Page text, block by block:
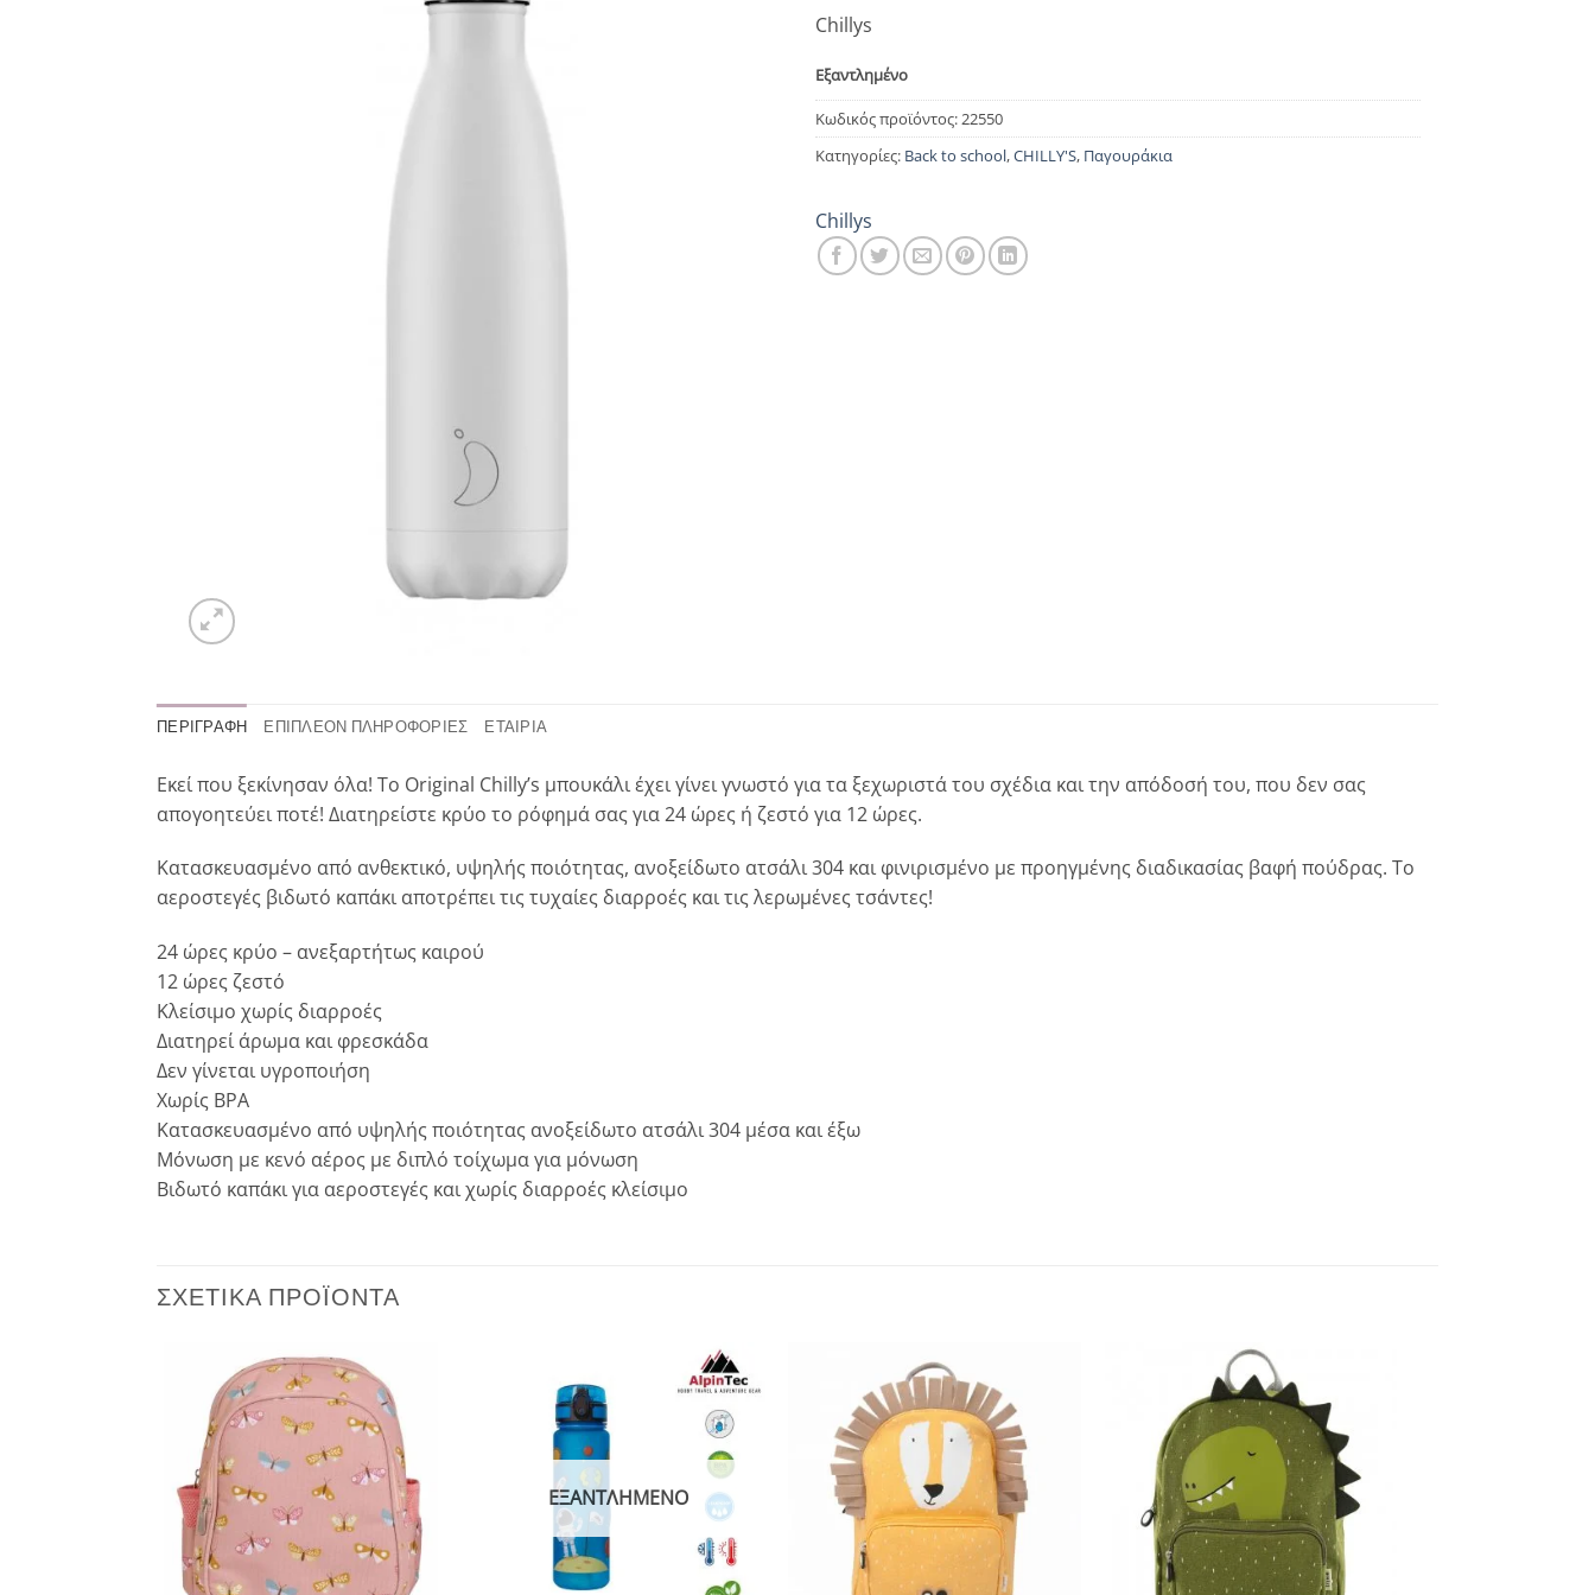
Chillys
Εξαντλημένο
Κωδικός προϊόντος: 22550
Κατηγορίες: Back to school,CHILLY'S, Παγουράκια
Chillys
ΠΕΡΙΓΡΑΦΉ ΕΠΙΠΛΈΟΝ ΠΛΗΡΟΦΟΡΊΕΣ ΕΤΑΙΡΊΑ
Εκεί που ξεκίνησαν όλα! Το Original Chilly’s μπουκάλι έχει γίνει γνωστό για τα ξεχωριστά του σχέδια και την απόδοσή του, που δεν σας
απογοητεύει ποτέ! Διατηρείστε κρύο το ρόφημά σας για 24 ώρες ή ζεστό για 12 ώρες.
Κατασκευασμένο από ανθεκτικό, υψηλής ποιότητας, ανοξείδωτο ατσάλι 304 και φινιρισμένο με προηγμένης διαδικασίας βαφή πούδρας. Το
αεροστεγές βιδωτό καπάκι αποτρέπει τις τυχαίες διαρροές και τις λερωμένες τσάντες!
24 ώρες κρύο – ανεξαρτήτως καιρού
12 ώρες ζεστό
Κλείσιμο χωρίς διαρροές
Διατηρεί άρωμα και φρεσκάδα
Δεν γίνεται υγροποιήση
Χωρίς BPA
Κατασκευασμένο από υψηλής ποιότητας ανοξείδωτο ατσάλι 304 μέσα και έξω
Μόνωση με κενό αέρος με διπλό τοίχωμα για μόνωση
Βιδωτό καπάκι για αεροστεγές και χωρίς διαρροές κλείσιμο
ΣΧΕΤΙΚΆ ΠΡΟΪΌΝΤΑ
Add to
wishlist
Add to
wishlist
ΕΞΑΝΤΛΗΜΈΝΟ
wishlist